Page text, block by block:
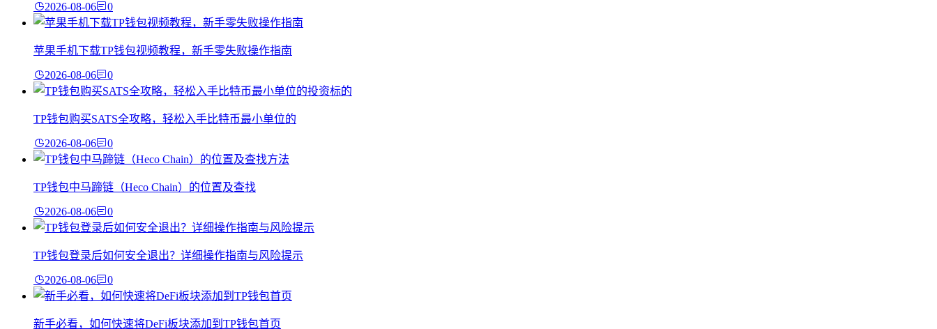
2026-08-06 0
苹果手机下载TP钱包视频教程，新手零失败操作指南
2026-08-06 0
TP钱包购买SATS全攻略，轻松入手比特币最小单位的
2026-08-06 0
TP钱包中马蹄链（Heco Chain）的位置及查找
2026-08-06 0
TP钱包登录后如何安全退出？详细操作指南与风险提示
2026-08-06 0
新手必看，如何快速将DeFi板块添加到TP钱包首页